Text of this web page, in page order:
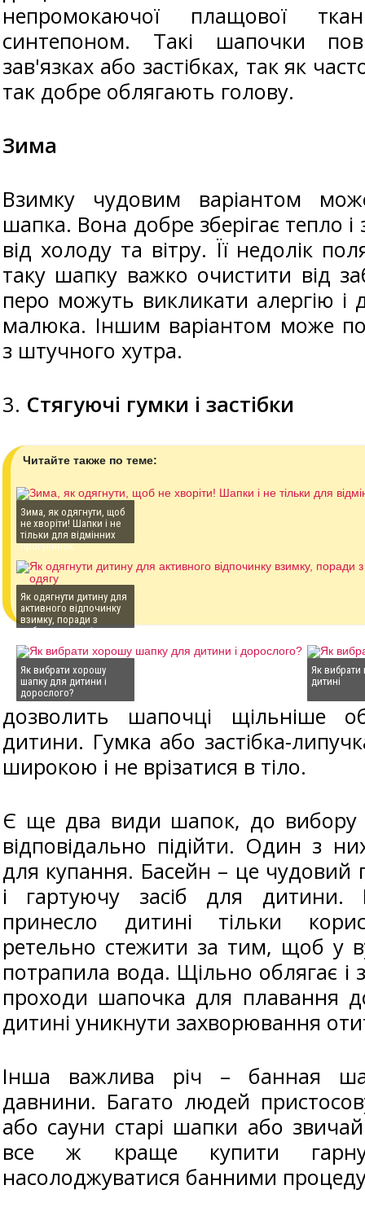
непромокаючої плащової
синтепоном. Такі шапочки
зав'язках або застібках, так як
так добре облягають голову.
Зима
Взимку чудовим варіантом
шапка. Вона добре зберігає тепло
від холоду та вітру. Її недолік
таку шапку важко очистити від
перо можуть викликати алергію і
малюка. Іншим варіантом може
з штучного хутра.
3. Стягуючі гумки і застібки
Читайте также по теме:
Зима, як одягнути, щоб
не хворіти! Шапки і не
тільки для відмінних
прогулянок
Як одягнути дитину для
активного відпочинку
взимку, поради з
вибору теплою і
зручного одягу
Як вибрати хорошу
шапку для дитини і
дорослого?
Як вибрати
дитині
дозволить шапочці щільніше
дитини. Гумка або застібка-
широкою і не врізатися в тіло.
Є ще два види шапок, до вибору
відповідально підійти. Один з
для купання. Басейн – це чудовий
і гартуючу засіб для
принесло дитині тільки
ретельно стежити за тим, щоб у
потрапила вода. Щільно облягає і
проходи шапочка для плавання
дитині уникнути захворювання
Інша важлива річ – банная
давнини. Багато людей
або сауни старі шапки або
все ж краще купити
насолоджуватися банними